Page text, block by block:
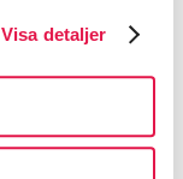
Visa detaljer